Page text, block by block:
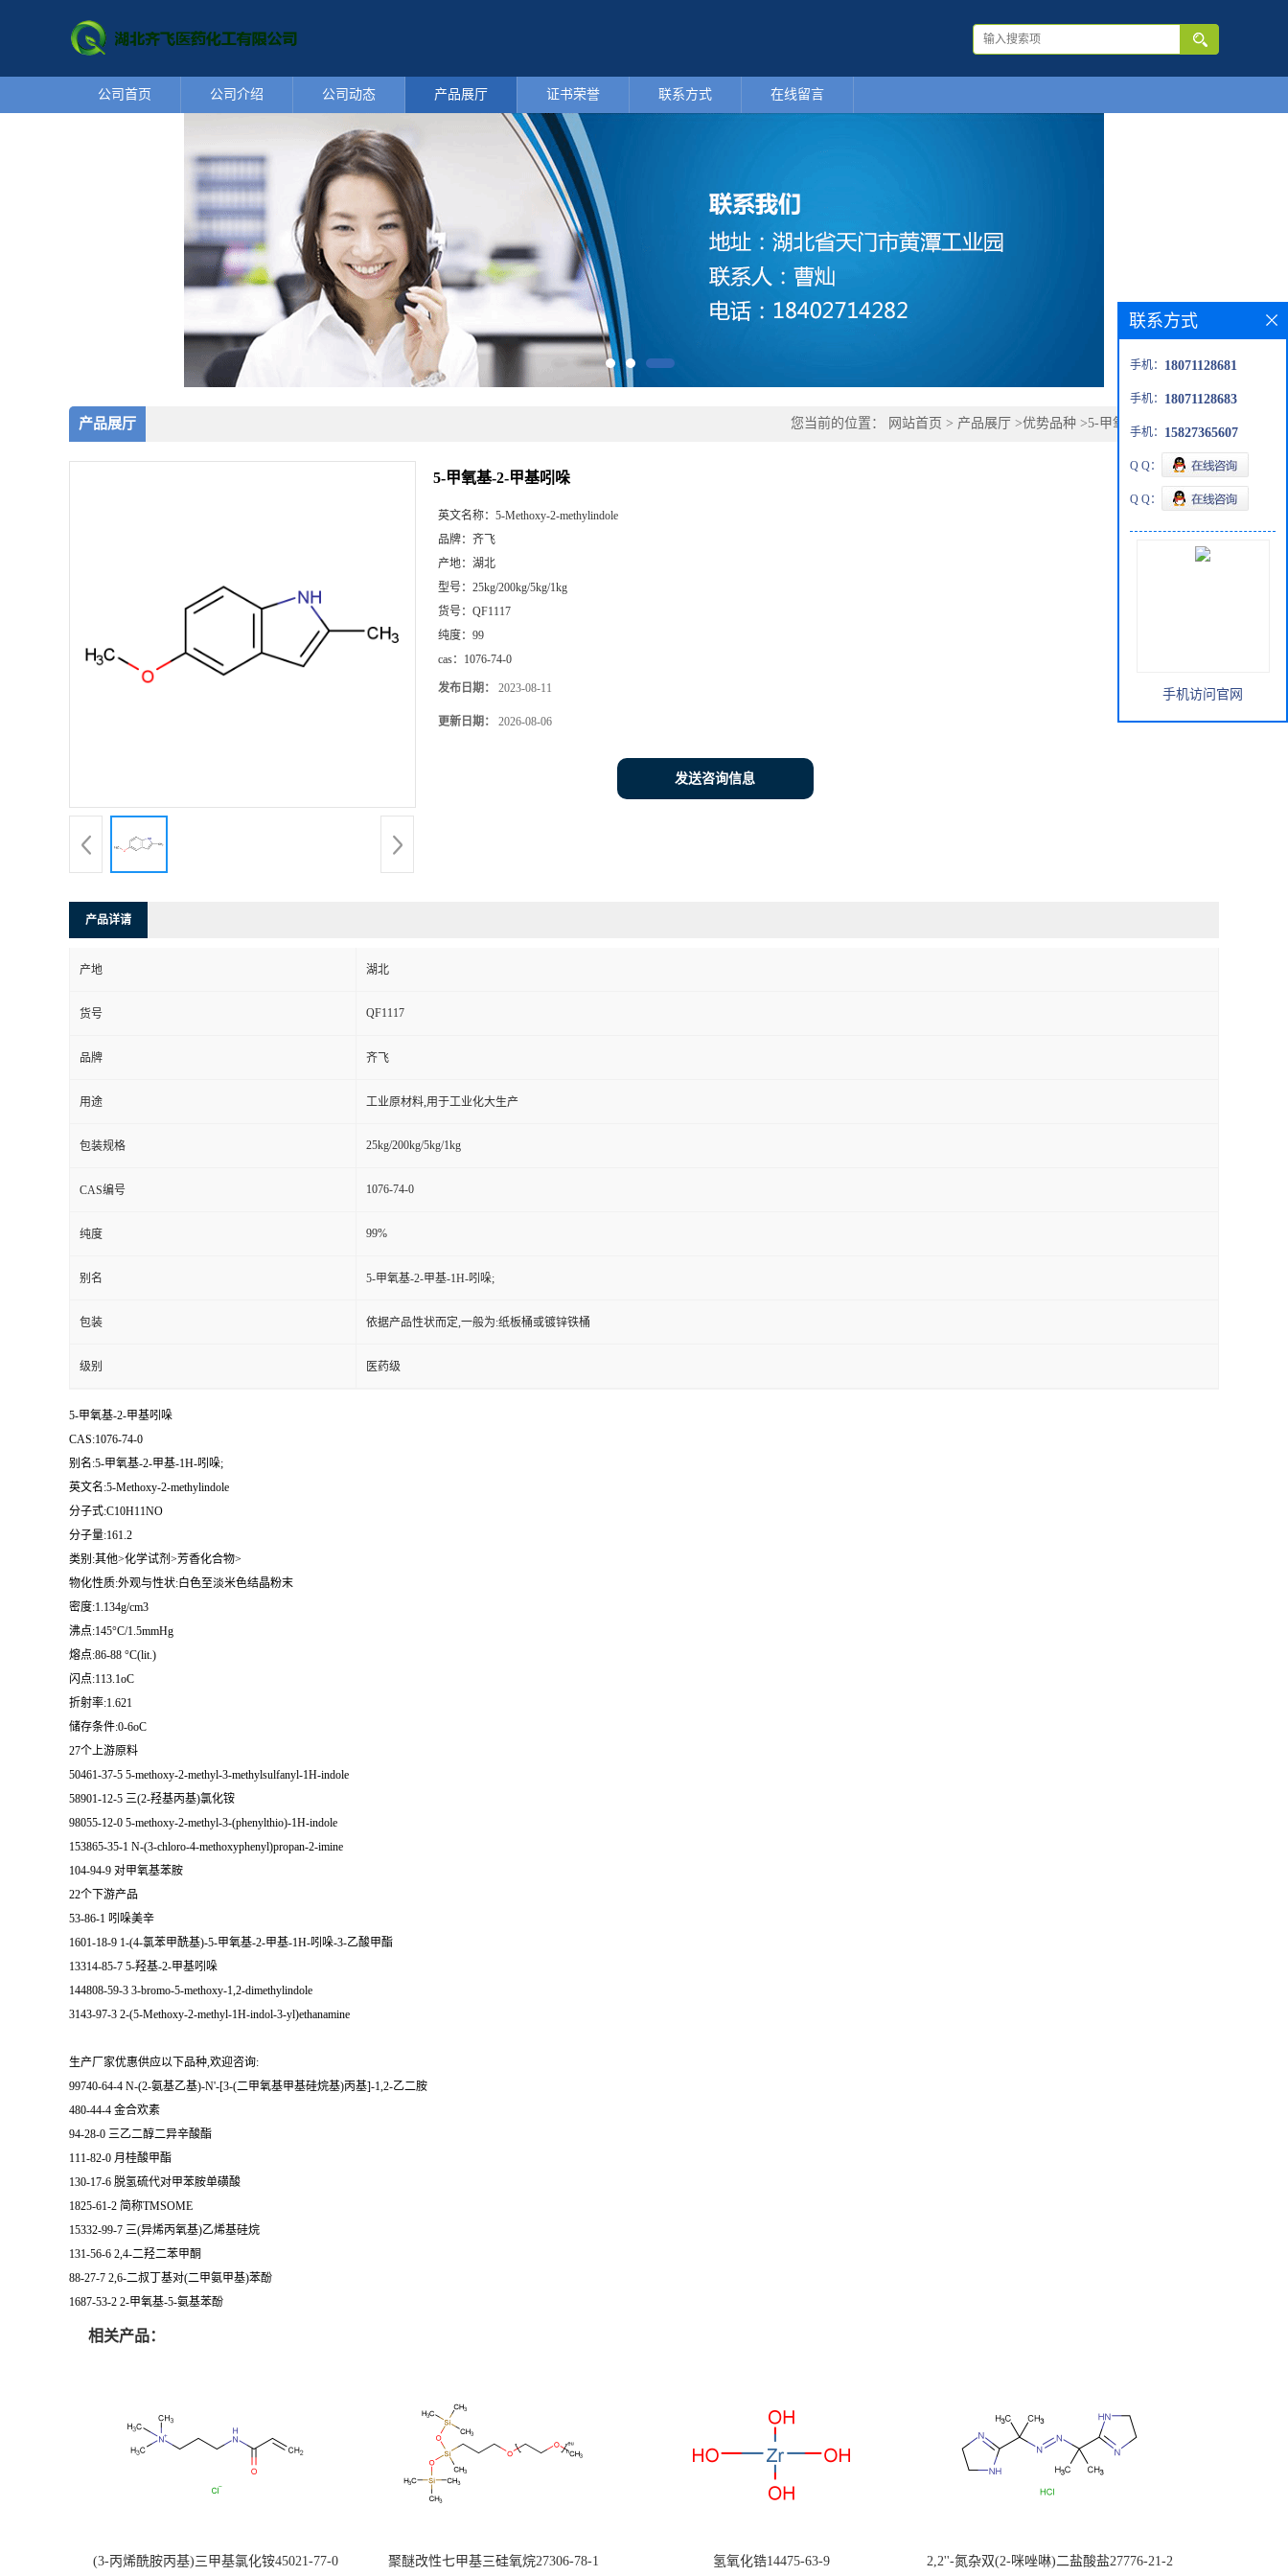
公司首页 公司介绍 公司动态 产品展厅 证书荣誉 联系方式 在线留言
产品展厅 您当前的位置： 网站首页 > 产品展厅 >优势品种 >5-甲氧基-2-甲基吲哚
5-甲氧基-2-甲基吲哚
英文名称： 5-Methoxy-2-methylindole
品牌： 齐飞
产地： 湖北
型号： 25kg/200kg/5kg/1kg
货号： QF1117
纯度： 99
cas： 1076-74-0
发布日期： 2023-08-11
更新日期： 2026-08-06
发送咨询信息
产品详请
产地 湖北
货号 QF1117
品牌 齐飞
用途 工业原材料,用于工业化大生产
包装规格 25kg/200kg/5kg/1kg
CAS编号 1076-74-0
纯度 99%
别名 5-甲氧基-2-甲基-1H-吲哚;
包装 依据产品性状而定,一般为:纸板桶或镀锌铁桶
级别 医药级
5-甲氧基-2-甲基吲哚
CAS:1076-74-0
别名:5-甲氧基-2-甲基-1H-吲哚;
英文名:5-Methoxy-2-methylindole
分子式:C10H11NO
分子量:161.2
类别:其他>化学试剂>芳香化合物>
物化性质:外观与性状:白色至淡米色结晶粉末
密度:1.134g/cm3
沸点:145°C/1.5mmHg
熔点:86-88 °C(lit.)
闪点:113.1oC
折射率:1.621
储存条件:0-6oC
27个上游原料
50461-37-5 5-methoxy-2-methyl-3-methylsulfanyl-1H-indole
58901-12-5 三(2-羟基丙基)氯化铵
98055-12-0 5-methoxy-2-methyl-3-(phenylthio)-1H-indole
153865-35-1 N-(3-chloro-4-methoxyphenyl)propan-2-imine
104-94-9 对甲氧基苯胺
22个下游产品
53-86-1 吲哚美辛
1601-18-9 1-(4-氯苯甲酰基)-5-甲氧基-2-甲基-1H-吲哚-3-乙酸甲酯
13314-85-7 5-羟基-2-甲基吲哚
144808-59-3 3-bromo-5-methoxy-1,2-dimethylindole
3143-97-3 2-(5-Methoxy-2-methyl-1H-indol-3-yl)ethanamine
生产厂家优惠供应以下品种,欢迎咨询:
99740-64-4 N-(2-氨基乙基)-N'-[3-(二甲氧基甲基硅烷基)丙基]-1,2-乙二胺
480-44-4 金合欢素
94-28-0 三乙二醇二异辛酸酯
111-82-0 月桂酸甲酯
130-17-6 脱氢硫代对甲苯胺单磺酸
1825-61-2 简称TMSOME
15332-99-7 三(异烯丙氧基)乙烯基硅烷
131-56-6 2,4-二羟二苯甲酮
88-27-7 2,6-二叔丁基对(二甲氨甲基)苯酚
1687-53-2 2-甲氧基-5-氨基苯酚
相关产品：
(3-丙烯酰胺丙基)三甲基氯化铵45021-77-0 聚醚改性七甲基三硅氧烷27306-78-1 氢氧化锆14475-63-9 2,2''-氮杂双(2-咪唑啉)二盐酸盐27776-21-2
联系方式
手机： 18071128681
手机： 18071128683
手机： 15827365607
Q Q：
Q Q：
手机访问官网